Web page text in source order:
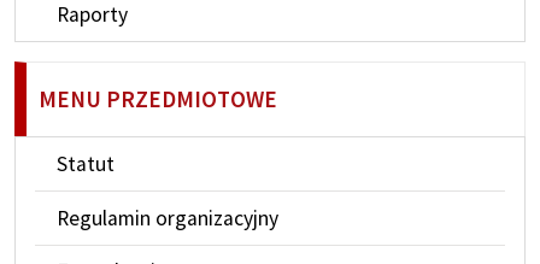
Raporty
MENU PRZEDMIOTOWE
Statut
Regulamin organizacyjny